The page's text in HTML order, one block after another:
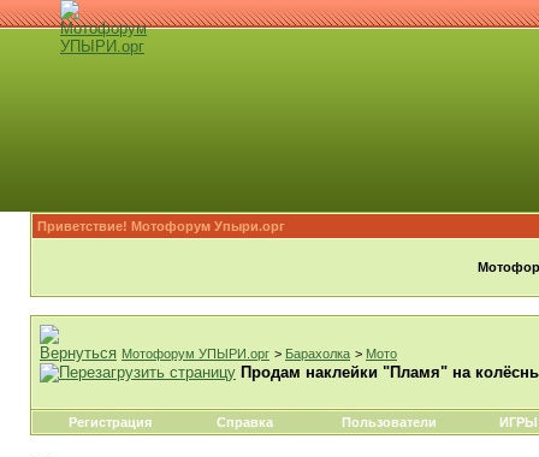
Приветствие! Мотофорум Упыри.орг
Мотофорум УПЫРИ.орг > Барахолка > Мото
Продам наклейки "Пламя" на
Регистрация Справка Пользователи ИГРЫ